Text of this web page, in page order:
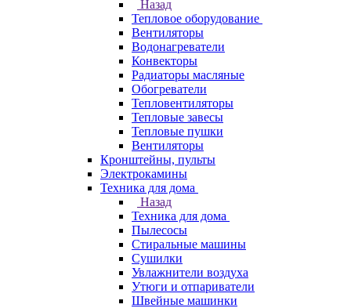
Назад
Тепловое оборудование
Вентиляторы
Водонагреватели
Конвекторы
Радиаторы масляные
Обогреватели
Тепловентиляторы
Тепловые завесы
Тепловые пушки
Вентиляторы
Кронштейны, пульты
Электрокамины
Техника для дома
Назад
Техника для дома
Пылесосы
Стиральные машины
Сушилки
Увлажнители воздуха
Утюги и отпариватели
Швейные машинки